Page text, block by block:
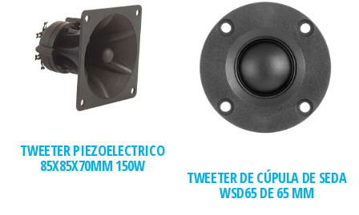
TWEETER PIEZOELECTRICO
85X85X70MM 150W
TWEETER DE CÚPULA DE SEDA
WSD65 DE 65 MM